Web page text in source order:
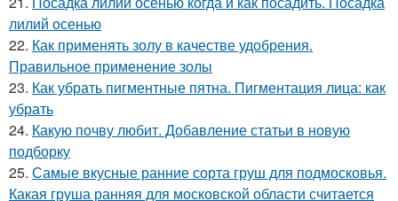
лилий осенью
22. Как применять золу в качестве удобрения.
Правильное применение золы
23. Как убрать пигментные пятна. Пигментация лица: как
убрать
24. Какую почву любит. Добавление статьи в новую
подборку
25. Самые вкусные ранние сорта груш для подмосковья.
Какая груша ранняя для московской области считается